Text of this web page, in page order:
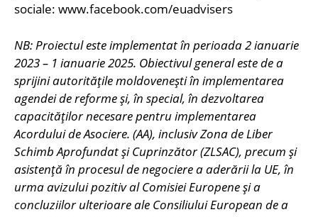
sociale: www.facebook.com/euadvisers
NB: Proiectul este implementat în perioada 2 ianuarie
2023 – 1 ianuarie 2025. Obiectivul general este de a
sprijini autoritățile moldovenești în implementarea
agendei de reforme și, în special, în dezvoltarea
capacităților necesare pentru implementarea
Acordului de Asociere. (AA), inclusiv Zona de Liber
Schimb Aprofundat și Cuprinzător (ZLSAC), precum și
asistență în procesul de negociere a aderării la UE, în
urma avizului pozitiv al Comisiei Europene și a
concluziilor ulterioare ale Consiliului European de a